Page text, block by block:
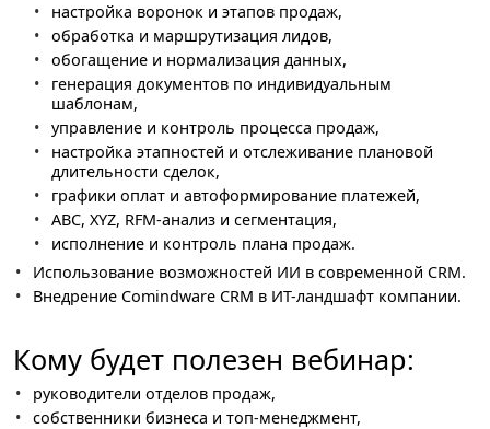
настройка воронок и этапов продаж,
обработка и маршрутизация лидов,
обогащение и нормализация данных,
генерация документов по индивидуальным
шаблонам,
управление и контроль процесса продаж,
настройка этапностей и отслеживание плановой
длительности сделок,
графики оплат и автоформирование платежей,
ABC, XYZ, RFM-анализ и сегментация,
исполнение и контроль плана продаж.
Использование возможностей ИИ в современной CRM.
Внедрение Comindware CRM в ИТ-ландшафт компании.
Кому будет полезен вебинар:
руководители отделов продаж,
собственники бизнеса и топ-менеджмент,